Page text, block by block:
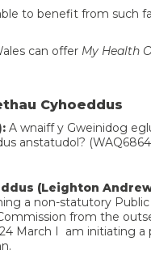
to benefit from such
can offer My Health
Cyhoeddus
A wnaiff y Gweinidog
anstatudol?
(Leighton
a non-statutory
from the
March I am initiating a